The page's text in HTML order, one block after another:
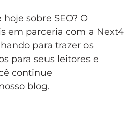
sobre SEO? O
em parceria com a Next4
para trazer os
para seus leitores e
continue
blog.